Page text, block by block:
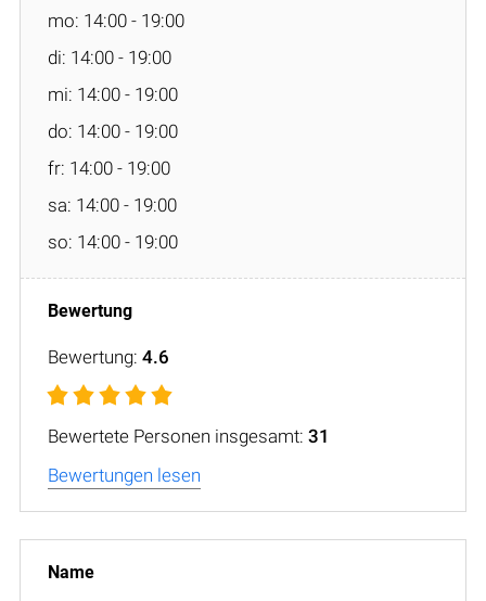
mo: 14:00 - 19:00
di: 14:00 - 19:00
mi: 14:00 - 19:00
do: 14:00 - 19:00
fr: 14:00 - 19:00
sa: 14:00 - 19:00
so: 14:00 - 19:00
Bewertung: 4.6
Bewertete Personen insgesamt: 31
Bewertungen lesen